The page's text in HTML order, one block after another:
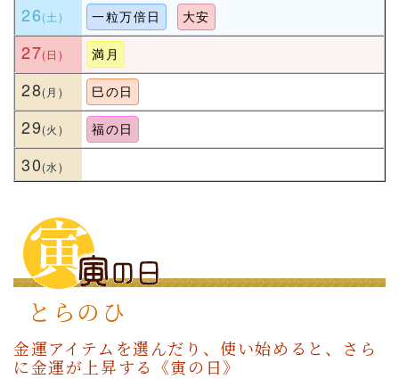
26 一粒万倍日 大安
27 満月
28 巳の日
29 福の日
30
とらのひ
金運アイテムを選んだり、使い始めると、さら
に金運が上昇する《寅の日》